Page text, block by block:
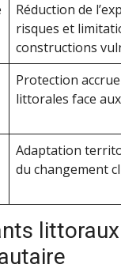
Réduction de
risques et
constructions
Protection
littorales face
Adaptation
du changement